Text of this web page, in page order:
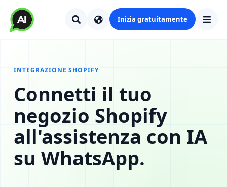
Inizia gratuitamente
INTEGRAZIONE SHOPIFY
Connetti il tuo
negozio Shopify
all'assistenza con IA
su WhatsApp.